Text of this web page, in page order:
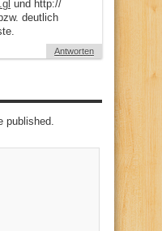
und http://
deutlich
Antworten
published.